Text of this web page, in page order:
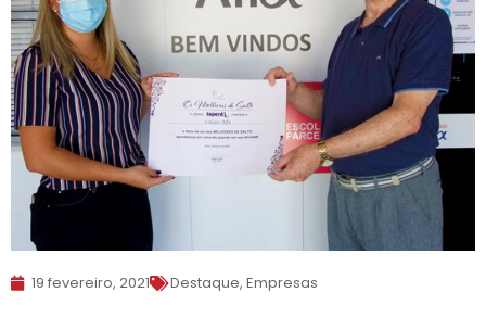
19 fevereiro, 2021 Destaque, Empresas